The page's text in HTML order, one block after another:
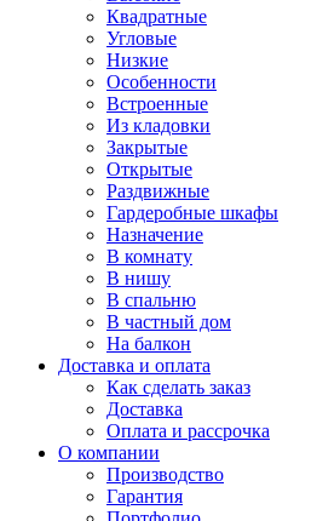
Квадратные
Угловые
Низкие
Особенности
Встроенные
Из кладовки
Закрытые
Открытые
Раздвижные
Гардеробные шкафы
Назначение
В комнату
В нишу
В спальню
В частный дом
На балкон
Доставка и оплата
Как сделать заказ
Доставка
Оплата и рассрочка
О компании
Производство
Гарантия